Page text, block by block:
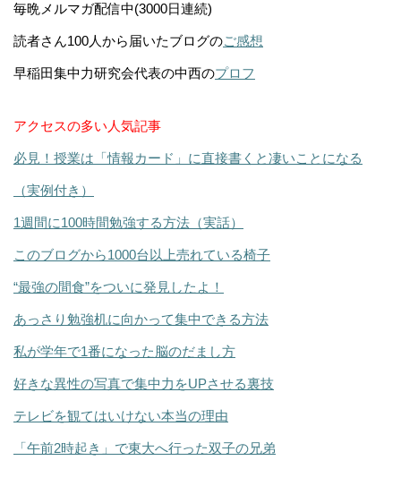
毎晩メルマガ配信中(3000日連続)
読者さん100人から届いたブログのご感想
早稲田集中力研究会代表の中西のプロフ
アクセスの多い人気記事
必見！授業は「情報カード」に直接書くと凄いことになる
（実例付き）
1週間に100時間勉強する方法（実話）
このブログから1000台以上売れている椅子
“最強の間食”をついに発見したよ！
あっさり勉強机に向かって集中できる方法
私が学年で1番になった脳のだまし方
好きな異性の写真で集中力をUPさせる裏技
テレビを観てはいけない本当の理由
「午前2時起き」で東大へ行った双子の兄弟